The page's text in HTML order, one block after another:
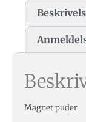
Magnet puder